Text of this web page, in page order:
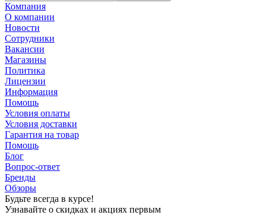
Компания
О компании
Новости
Сотрудники
Вакансии
Магазины
Политика
Лицензии
Информация
Помощь
Условия оплаты
Условия доставки
Гарантия на товар
Помощь
Блог
Вопрос-ответ
Бренды
Обзоры
Будьте всегда в курсе!
Узнавайте о скидках и акциях первым